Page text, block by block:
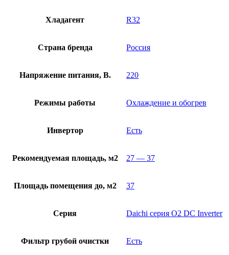
Хладагент R32
Страна бренда Россия
Напряжение питания, В. 220
Режимы работы Охлаждение и обогрев
Инвертор Есть
Рекомендуемая площадь, м2 27 — 37
Площадь помещения до, м2 37
Серия Daichi серия O2 DC Inverter
Фильтр грубой очистки Есть